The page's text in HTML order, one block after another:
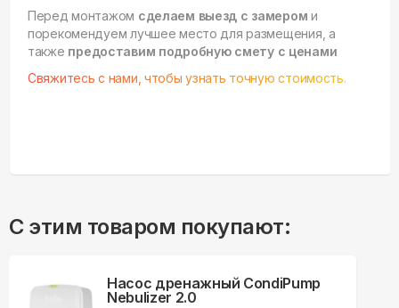
Перед монтажом сделаем выезд с замером и
порекомендуем лучшее место для размещения, а
также предоставим подробную смету с ценами
Свяжитесь с нами, чтобы узнать точную стоимость.
С этим товаром покупают:
Насос дренажный CondiPump
Nebulizer 2.0